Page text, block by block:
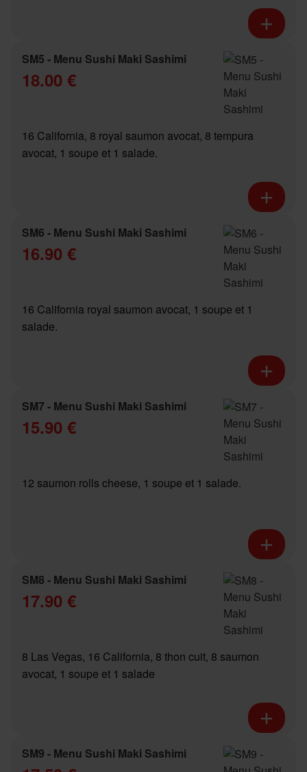
SM5 - Menu Sushi Maki Sashimi
18.00 €
16 California, 8 royal saumon avocat, 8 tempura
avocat, 1 soupe et 1 salade.
SM6 - Menu Sushi Maki Sashimi
16.90 €
16 California royal saumon avocat, 1 soupe et 1
salade.
SM7 - Menu Sushi Maki Sashimi
15.90 €
12 saumon rolls cheese, 1 soupe et 1 salade.
SM8 - Menu Sushi Maki Sashimi
17.90 €
8 Las Vegas, 16 California, 8 thon cuit, 8 saumon
avocat, 1 soupe et 1 salade
SM9 - Menu Sushi Maki Sashimi